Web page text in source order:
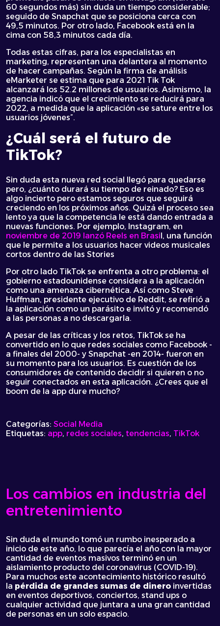
60 segundos más) sin duda un tiempo considerable;
seguido de Snapchat que se posiciona cerca con
49,5 minutos. Por otro lado, Facebook está en la
cima con 58,3 minutos cada día.
Todas estas cifras, para los especialistas en
marketing, representan una delantera al momento
de hacer campañas. Según la firma de análisis
eMarketer se estima que para 2021 Tik Tok
alcanzará los 52.2 millones de usuarios. Asimismo, la
agencia indicó que el crecimiento se reducirá para
2022, a medida que la aplicación «se sature entre los
usuarios jóvenes”.
¿Cuál será el futuro de
TikTok?
Sin duda esta nueva red social llegó para quedarse
pero, ¿cuánto durará su tiempo de reinado? Eso es
algo incierto pero estamos seguros que seguirá
creciendo en los próximos años. Quizá el proceso sea
lento ya que la competencia le está dando entrada a
nuevas funciones. Por ejemplo, Instagram, en
noviembre de 2019 lanzó Reels en Brasil, una función
que le permite a los usuarios hacer videos musicales
cortos dentro de las Stories
Por otro lado TikTok se enfrenta a otro problema: el
gobierno estadounidense considera a la aplicación
como una amenaza cibernética. Así como Steve
Huffman, presidente ejecutivo de Reddit, se refirió a
la aplicación como un parásito e invitó y recomendó
a las personas a no descargarla.
A pesar de las críticas y los retos, TikTok se ha
convertido en lo que redes sociales como Facebook -
a finales del 2000- y Snapchat -en 2014- fueron en
su momento para los usuarios. Es cuestión de los
consumidores de contenido decidir si quieren o no
seguir conectados en esta aplicación. ¿Crees que el
boom de la app dure mucho?
Categorías: Social Media
Etiquetas: app, redes sociales, tendencias, TikTok
Los cambios en industria del
entretenimiento
Sin duda el mundo tomó un rumbo inesperado a
inicio de este año, lo que parecía el año con la mayor
cantidad de eventos masivos terminó en un
aislamiento producto del coronavirus (COVID-19).
Para muchos este acontecimiento histórico resultó
la pérdida de grandes sumas de dinero invertidas
en eventos deportivos, conciertos, stand ups o
cualquier actividad que juntara a una gran cantidad
de personas en un solo espacio.